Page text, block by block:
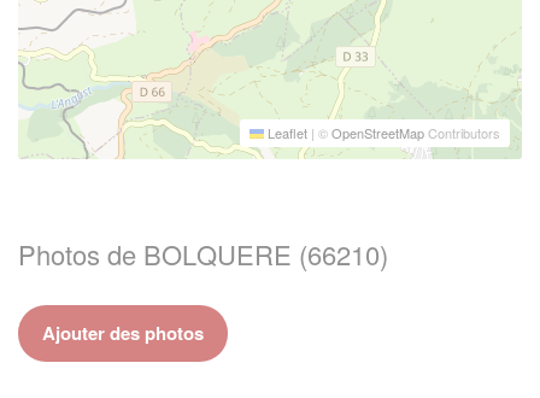
Leaflet | ©OpenStreetMapContributors
Photos de BOLQUERE (66210)
Ajouter des photos